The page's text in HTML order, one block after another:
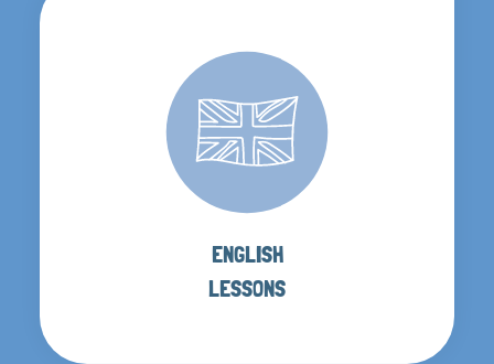
ENGLISH
LESSONS